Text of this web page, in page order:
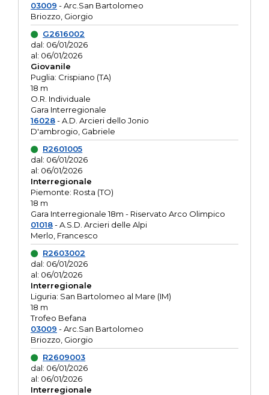
03009 - Arc.San Bartolomeo
Briozzo, Giorgio
G2616002
dal: 06/01/2026
al: 06/01/2026
Giovanile
Puglia: Crispiano (TA)
18 m
O.R. Individuale
Gara Interregionale
16028- A.D. Arcieri dello Jonio
D'ambrogio, Gabriele
R2601005
dal: 06/01/2026
al: 06/01/2026
Interregionale
Piemonte: Rosta (TO)
18 m
Gara Interregionale 18m - Riservato Arco Olimpico
01018- A.S.D. Arcieri delle Alpi
Merlo, Francesco
R2603002
dal: 06/01/2026
al: 06/01/2026
Interregionale
Liguria: San Bartolomeo al Mare (IM)
18 m
Trofeo Befana
03009 - Arc.San Bartolomeo
Briozzo, Giorgio
R2609003
dal: 06/01/2026
al: 06/01/2026
Interregionale